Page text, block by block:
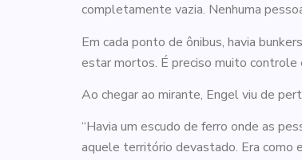
completamente vazia. Nenhuma
Em cada ponto de ônibus, havia
estar mortos. É preciso muito controle
Ao chegar ao mirante, Engel viu de
“Havia um escudo de ferro onde as
aquele território devastado. Era como